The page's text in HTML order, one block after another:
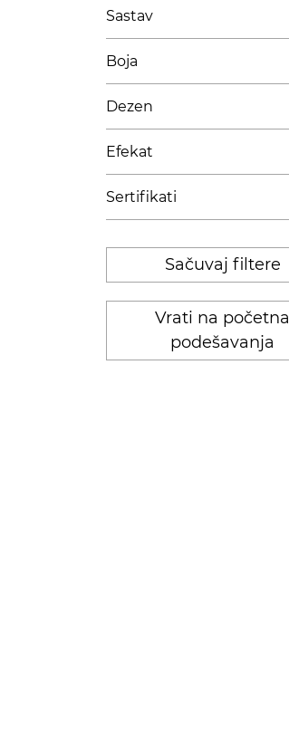
Sastav
Boja
Dezen
Efekat
Sertifikati
Sačuvaj filtere
Vrati na početna
podešavanja